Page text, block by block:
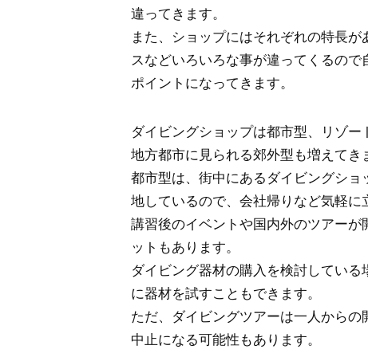
違ってきます。
また、ショップにはそれぞれの特長
スなどいろいろな事が違ってくるの
ポイントになってきます。
ダイビングショップは都市型、リゾー
地方都市に見られる郊外型も増えてき
都市型は、街中にあるダイビングシ
地しているので、会社帰りなど気軽に
講習後のイベントや国内外のツアー
ットもあります。
ダイビング器材の購入を検討してい
に器材を試すこともできます。
ただ、ダイビングツアーは一人から
中止になる可能性もあります。